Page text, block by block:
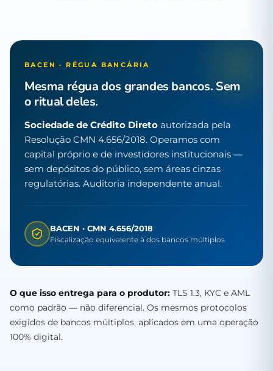
BACEN · RÉGUA BANCÁRIA
Mesma régua dos grandes bancos. Sem
o ritual deles.
Sociedade de Crédito Direto autorizada pela
Resolução CMN 4.656/2018. Operamos com
capital próprio e de investidores institucionais —
sem depósitos do público, sem áreas cinzas
regulatórias. Auditoria independente anual.
BACEN · CMN 4.656/2018
Fiscalização equivalente à dos bancos múltiplos
O que isso entrega para o produtor: TLS 1.3, KYC e AML
como padrão — não diferencial. Os mesmos protocolos
exigidos de bancos múltiplos, aplicados em uma operação
100% digital.